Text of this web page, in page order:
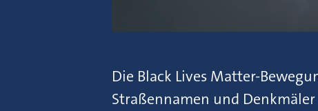
Die Black Lives Matter-
Straßennamen und